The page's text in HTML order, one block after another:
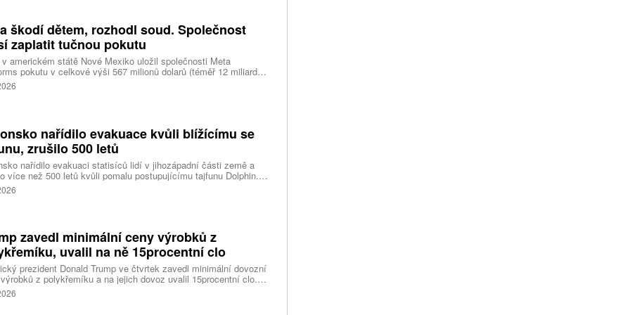
škodí dětem, rozhodl soud. Společnost
zaplatit tučnou pokutu
americkém státě Nové Mexiko uložil společnosti Meta
pokutu v celkové výši 567 milionů dolarů (téměř 12 miliard
za újmu, kterou její platformy Facebook a Instagram působí
lidem. Firma musí změnit způsob ověřování věku.
nařídilo evakuace kvůli blížícímu se
zrušilo 500 letů
nařídilo evakuaci statisíců lidí v jihozápadní části země a
více než 500 letů kvůli pomalu postupujícímu tajfunu Dolphin.
meteorologů přinese tajfun do oblasti silný vítr, prudký déšť a
vlny, píše agentura Reuters. Dolphin je tajfunem první, tedy
meteorologická agentura (JMA).
zavedl minimální ceny výrobků z
uvalil na ně 15procentní clo
prezident Donald Trump ve čtvrtek zavedl minimální dovozní
z polykřemíku a na jejich dovoz uvalil 15procentní clo.
se používá při výrobě polovodičů a je hlavní složkou
panelů, jeho největším světovým producentem je Čína.